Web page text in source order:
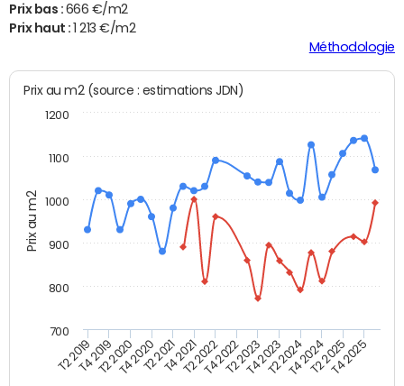
Prix bas : 666 €/m2
Prix haut :
1 213 €/m2
Méthodologie
Prix au m2
Prix au m2 (source : estimations JDN)
T2 2019T4 2019T2 2020T4 2020T2 2021T4 2021T2 2022T4 2022T2 2023T4 2023T2 2024T4 2024T2 2025T4 2025
700
800
900
1000
1100
1200